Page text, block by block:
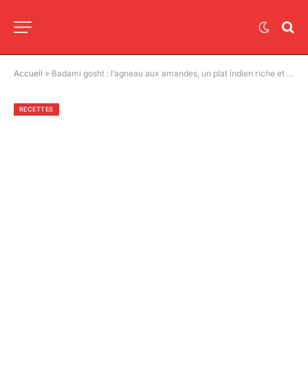
Accueil » Badami gosht : l’agneau aux amandes, un plat indien riche et subtil à découvrir absolument
RECETTES